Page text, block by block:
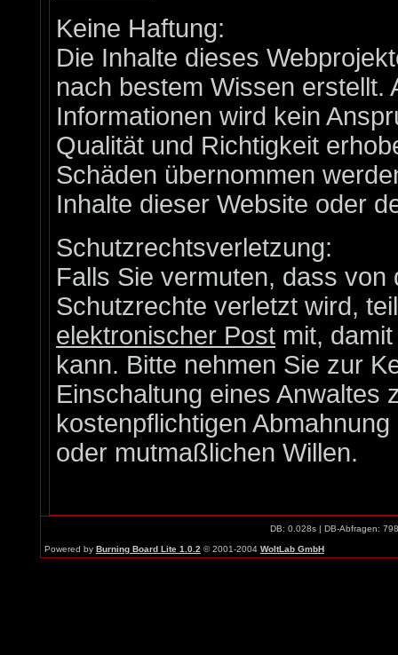
Keine Haftung:
Die Inhalte dieses
nach bestem Wissen erstellt.
Informationen wird kein
Qualität und Richtigkeit
Schäden übernommen
Inhalte dieser Website oder
Schutzrechtsverletzung:
Falls Sie vermuten, dass
Schutzrechte verletzt wird,
elektronischer Post mit,
kann. Bitte nehmen Sie zur
Einschaltung eines Anwaltes
kostenpflichtigen
oder mutmaßlichen Willen.
DB: 0.028s | DB-Abfragen:
Powered by Burning Board Lite 1.0.2 © 2001-2004 WoltLab GmbH